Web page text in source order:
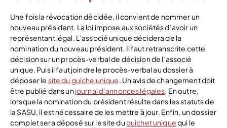
Une fois la révocation décidée, il convient de nommer un
nouveau président. La loi impose aux sociétés d’avoir un
représentant légal. L’associé unique décidera de la
nomination du nouveau président. Il faut retranscrite cette
décision sur un procès-verbal de décision de l’associé
unique. Puis il faut joindre le procès-verbal au dossier à
déposer le site du guiche unique. Un avis de changement doit
être publié dans unjournal d’annonces légales. En outre,
lorsque la nomination du président résulte dans les statuts de
la SASU, il est nécessaire de les mettre à jour. Enfin, un dossier
complet sera déposé sur le site duguichet uniquequi le